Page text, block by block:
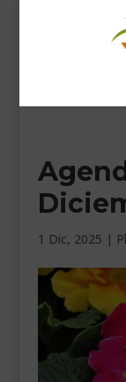
INICIO
PLANTAS
DECORACIÓN
HORARIO GARDEN
CONTACTAR
1 Dic, 2025 |